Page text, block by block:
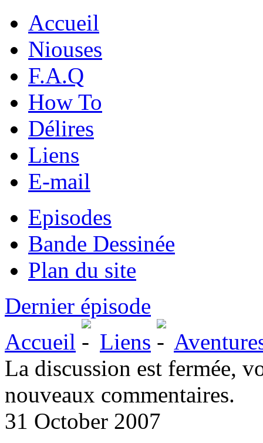
Accueil
Niouses
F.A.Q
How To
Délires
Liens
E-mail
Episodes
Bande Dessinée
Plan du site
Dernier épisode
Accueil
Liens
La discussion est fermée,
nouveaux commentaires.
31 October 2007